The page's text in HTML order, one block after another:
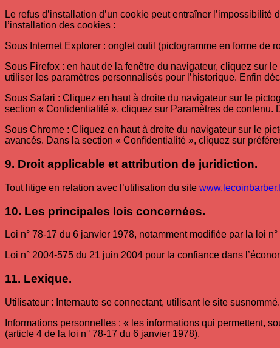
Le refus d’installation d’un cookie peut entraîner
l’installation des cookies :
Sous Internet Explorer : onglet outil (pictogramme en forme de
Sous Firefox : en haut de la fenêtre du navigateur, cliquez sur
utiliser les paramètres personnalisés pour l’historique. Enfin
Sous Safari : Cliquez en haut à droite du navigateur sur le
section « Confidentialité », cliquez sur Paramètres de
Sous Chrome : Cliquez en haut à droite du navigateur sur le
avancés. Dans la section « Confidentialité », cliquez sur
9. Droit applicable et attribution de juridiction.
Tout litige en relation avec l’utilisation du site
10. Les principales lois concernées.
Loi n° 78-17 du 6 janvier 1978, notamment modifiée par la loi
Loi n° 2004-575 du 21 juin 2004 pour la confiance dans
11. Lexique.
Utilisateur : Internaute se connectant, utilisant le site susnommé.
Informations personnelles : « les informations qui permettent,
(article 4 de la loi n° 78-17 du 6 janvier 1978).